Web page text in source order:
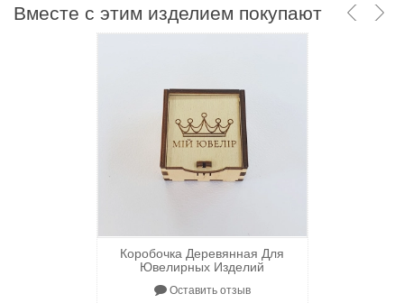
Вместе с этим изделием покупают
Коробочка Деревянная Для
Ювелирных Изделий
Оставить отзыв